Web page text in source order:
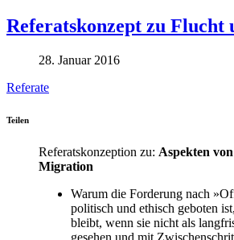
Referatskonzept zu
28. Januar 2016
Referate
Teilen
Referatskonzeption zu: Aspekten
Migration
Warum die Forderung nach
politisch und ethisch geboten
bleibt, wenn sie nicht als
gesehen und mit